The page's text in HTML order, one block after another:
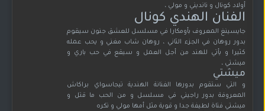
أولاد كونال و نانديني و مولي ،
الفنان الهندي كونال
جايسينغ المعروف بأومكارا في مسلسل للعشق جنون سيقوم
بدور روهان في الجزء الثاني ، روهان شاب مغني و يحب عمله
كثيرا و يأتي للهند من أجل العمل و سيقع في حب باري و
ميشتي ،
ميشتي
و التي ستقوم بدورها الفنانة الهندية تيجاسواي براكاش
المعروفة بدور راجيني في مسلسل و من الحب ما قتل و
ميشتي فتاة لطيفة جدا و قوية مثل أمها مولي و تكره